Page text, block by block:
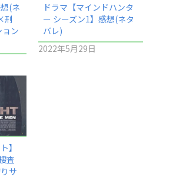
(ネ
刑
ン
ドラマ【マインドハンタ
ー シーズン1】感想(ネタ
バレ)
2022年5月29日
】
査
サ